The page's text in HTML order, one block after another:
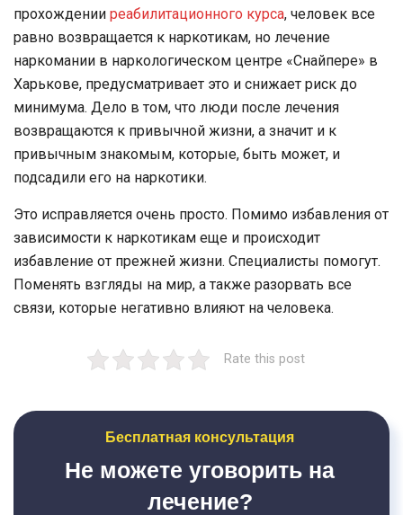
прохождении реабилитационного курса, человек все
равно возвращается к наркотикам, но лечение
наркомании в наркологическом центре «Снайпере» в
Харькове, предусматривает это и снижает риск до
минимума. Дело в том, что люди после лечения
возвращаются к привычной жизни, а значит и к
привычным знакомым, которые, быть может, и
подсадили его на наркотики.
Это исправляется очень просто. Помимо избавления от
зависимости к наркотикам еще и происходит
избавление от прежней жизни. Специалисты помогут.
Поменять взгляды на мир, а также разорвать все
связи, которые негативно влияют на человека.
Rate this post
Бесплатная консультация
Не можете уговорить на
лечение?